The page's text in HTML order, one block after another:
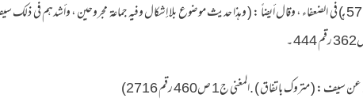
10۔وذكره ابن الجوزي المتوفى (571 هـ) في الضعفاء ، وقال أيضاً : ( وهذا حديث موضوع بلا إشكال وفيه جماعة مجروحين ،